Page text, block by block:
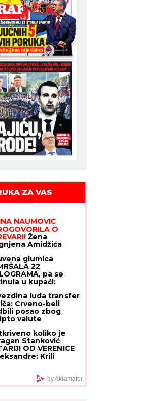
ZA VAS
O
Žena
Amidžića
škakljivo
pa iskreno
"To je lakše"
glumica
22
pa se
u kupaći:
PRE I
su frapantne -
da si se ponovo
luda transfer
Crveno-beli
posao zbog
valute
koliko je
Stanković
OD VERENICE
Krili
ovaj
sada se sve